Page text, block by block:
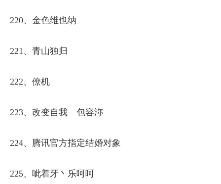
220、金色维也纳
221、青山独归
222、僚机
223、改变自我ゝ包容沵
224、腾讯官方指定结婚对象
225、呲着牙丶乐呵呵